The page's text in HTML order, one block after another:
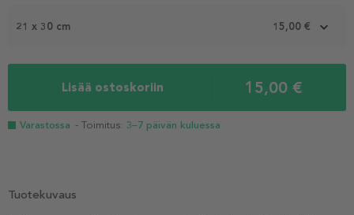
21 x 30 cm 15,00 €
Lisää ostoskoriin 15,00 €
Varastossa - Toimitus: 3–7 päivän kuluessa
Tuotekuvaus